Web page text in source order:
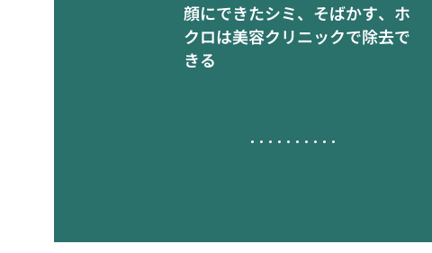
顔にできたシミ、そばかす、ホ
クロは美容クリニックで除去で
きる